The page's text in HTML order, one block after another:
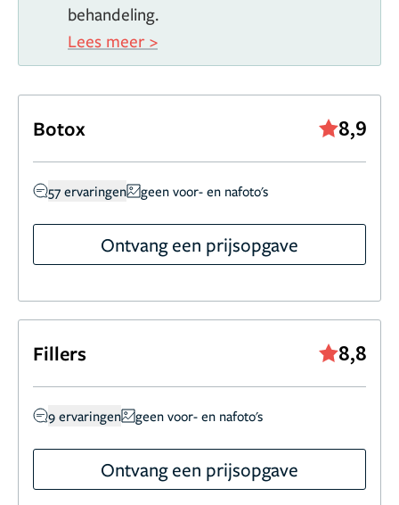
behandeling.
Lees meer >
Botox 8,9
57 ervaringen geen voor- en nafoto's
Ontvang een prijsopgave
Fillers 8,8
9 ervaringen geen voor- en nafoto's
Ontvang een prijsopgave